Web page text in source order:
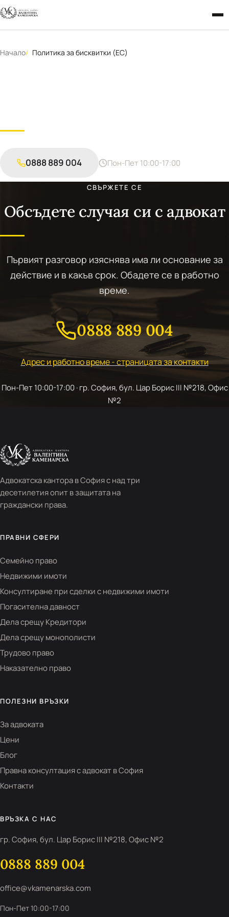
Начало Политика за бисквитки (ЕС)
0888 889 004 Пон-Пет 10:00-17:00
СВЪРЖЕТЕ СЕ
Обсъдете случая си с адвокат
Първият разговор изяснява има ли основание за
действие и в какъв срок. Обадете се в работно
време.
0888 889 004
Адрес и работно време - страницата за контакти
Пон-Пет 10:00-17:00 · гр. София, бул. Цар Борис III №218, Офис
№2
Адвокатска кантора в София с над три
десетилетия опит в защитата на
граждански права.
ПРАВНИ СФЕРИ
Семейно право
Недвижими имоти
Консултиране при сделки с недвижими имоти
Погасителна давност
Дела срещу Кредитори
Дела срещу монополисти
Трудово право
Наказателно право
ПОЛЕЗНИ ВРЪЗКИ
За адвоката
Цени
Блог
Правна консултация с адвокат в София
Контакти
ВРЪЗКА С НАС
гр. София, бул. Цар Борис III №218, Офис №2
0888 889 004
office@vkamenarska.com
Пон-Пет 10:00-17:00